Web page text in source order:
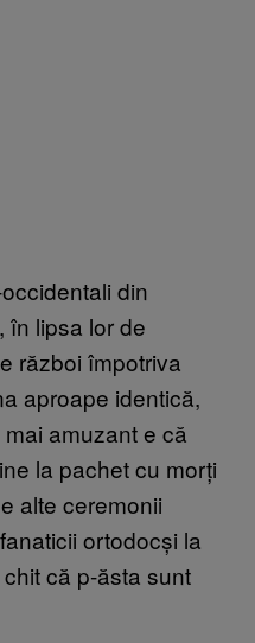
din
în lipsa lor de
război împotriva
aproape identică,
amuzant e că
la pachet cu morți
alte ceremonii
ortodocși la
că p-ăsta sunt